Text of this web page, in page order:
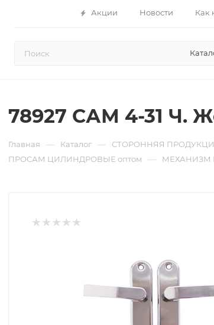
Акции Новости Как
78927 САМ 4-31 Ч.
Главная — Каталог — СТОРОННЯЯ
ПРОСАМ ЦИЛИНДРОВЫЕ оптом — МЕХАНИЗМ